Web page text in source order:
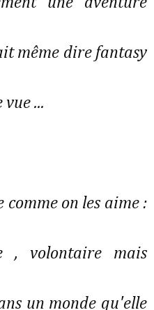
même dire fantasy
...
comme on les aime :
, volontaire mais
un monde qu'elle